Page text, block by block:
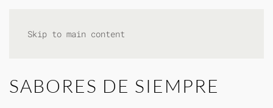
Skip to main content
SABORES DE SIEMPRE